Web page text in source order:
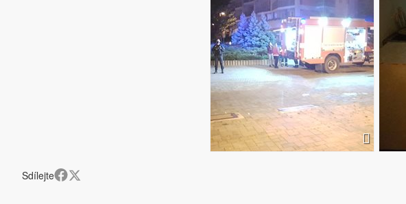
Sdílejte